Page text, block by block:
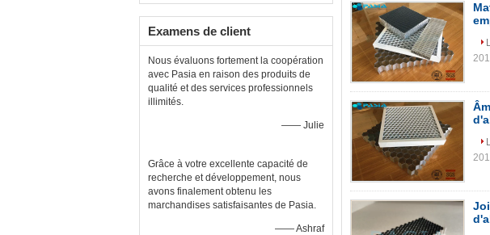
Examens de client
Nous évaluons fortement la coopération
avec Pasia en raison des produits de
qualité et des services professionnels
illimités.
—— Julie
Grâce à votre excellente capacité de
recherche et développement, nous
avons finalement obtenu les
marchandises satisfaisantes de Pasia.
—— Ashraf